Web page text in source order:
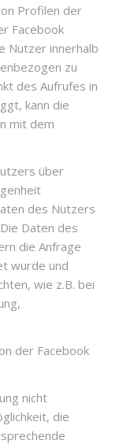
Profilen der
Facebook
Nutzer innerhalb
zu
des Aufrufes in
kann die
mit dem
über
des Nutzers
Daten des
die Anfrage
wurde und
wie z.B. bei
der Facebook
nicht
die